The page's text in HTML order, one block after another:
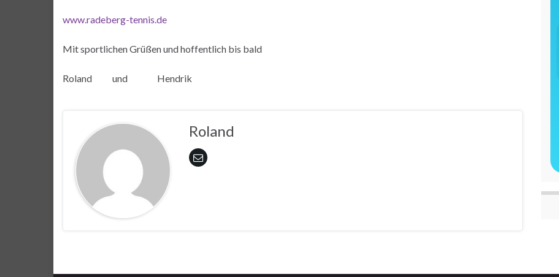
www.radeberg-tennis.de
Mit sportlichen Grüßen und hoffentlich bis bald
Roland und Hendrik
Roland